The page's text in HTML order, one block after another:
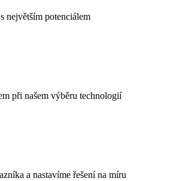
největším potenciálem
při našem výběru technologií
a nastavíme řešení na míru